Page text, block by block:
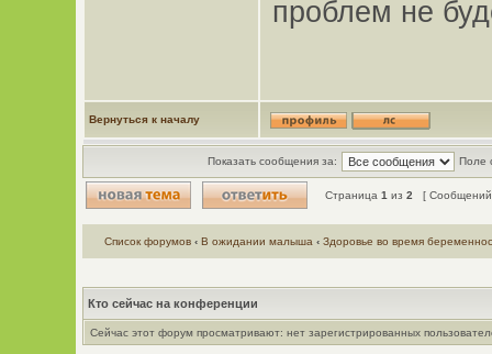
проблем не
Вернуться к началу
Показать сообщения за: Поле
Страница 1 из 2 [
Список форумов ‹ В ожидании малыша ‹ Здоровье во время
Кто сейчас на конференции
Сейчас этот форум просматривают: нет зарегистрированных